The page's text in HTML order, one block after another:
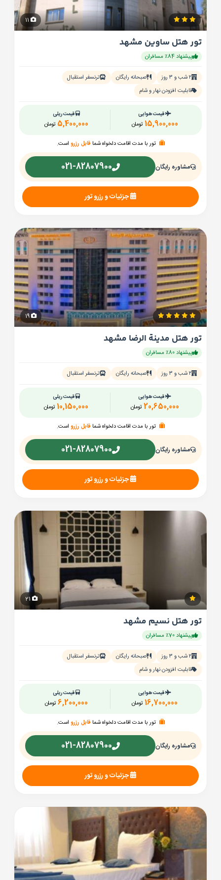
تور هتل ساوین مشهد
پیشنهاد 84٪ مسافران
۲ شب و ۳ روز صبحانه رایگان
ترنسفر استقبال
قابلیت افزودن نهار و شام
قیمت هوایی
تومان 15,900,000
قیمت ریلی
تومان 5,400,000
تور با مدت اقامت دلخواه شما قابل رزرو است.
مشاوره رایگان 021-82807900
جزئیات و رزرو تور
19
تور هتل مدینة الرضا مشهد
پیشنهاد 80٪ مسافران
۲ شب و ۳ روز صبحانه رایگان ترنسفر استقبال
قیمت هوایی
تومان 20,650,000
قیمت ریلی
تومان 10,150,000
تور با مدت اقامت دلخواه شما قابل رزرو است.
مشاوره رایگان 021-82807900
جزئیات و رزرو تور
تور هتل نسیم مشهد
پیشنهاد 70٪ مسافران
۲ شب و ۳ روز صبحانه رایگان
ترنسفر استقبال
قابلیت افزودن نهار و شام
قیمت هوایی
تومان 16,700,000
قیمت ریلی
تومان 6,200,000
تور با مدت اقامت دلخواه شما قابل رزرو است.
مشاوره رایگان 021-82807900
جزئیات و رزرو تور